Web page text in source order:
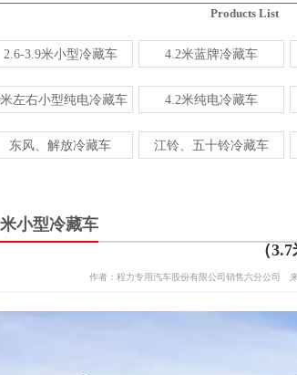
Products List
2.6-3.9米小型冷藏车 4.2米蓝牌冷藏车
左右小型纯电冷藏车 4.2米纯电冷藏车
东风、解放冷藏车 江铃、五十铃冷藏车
小型冷藏车
（
作者：程力专用汽车股份有限公司销售六分公司